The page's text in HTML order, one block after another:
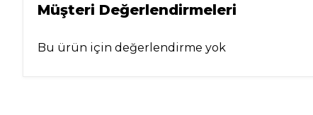
Müşteri Değerlendirmeleri
Bu ürün için değerlendirme yok